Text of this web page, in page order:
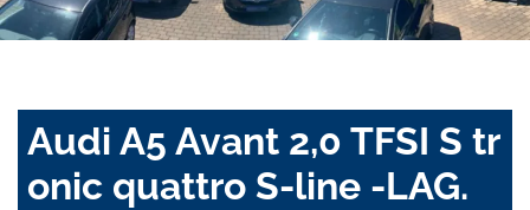
Audi A5 Avant 2,0 TFSI S tr
onic quattro S-line -LAG.